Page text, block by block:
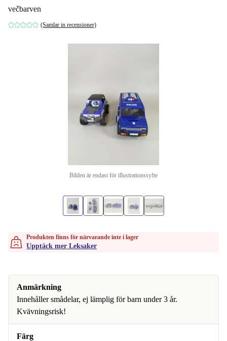
večbarven
(Samlar in recensioner)
Bilden är endast för illustrationssyfte
Produkten finns för närvarande inte i lager
Upptäck mer Leksaker
Anmärkning
Innehåller smådelar, ej lämplig för barn under 3 år.
Kvävningsrisk!
Färg